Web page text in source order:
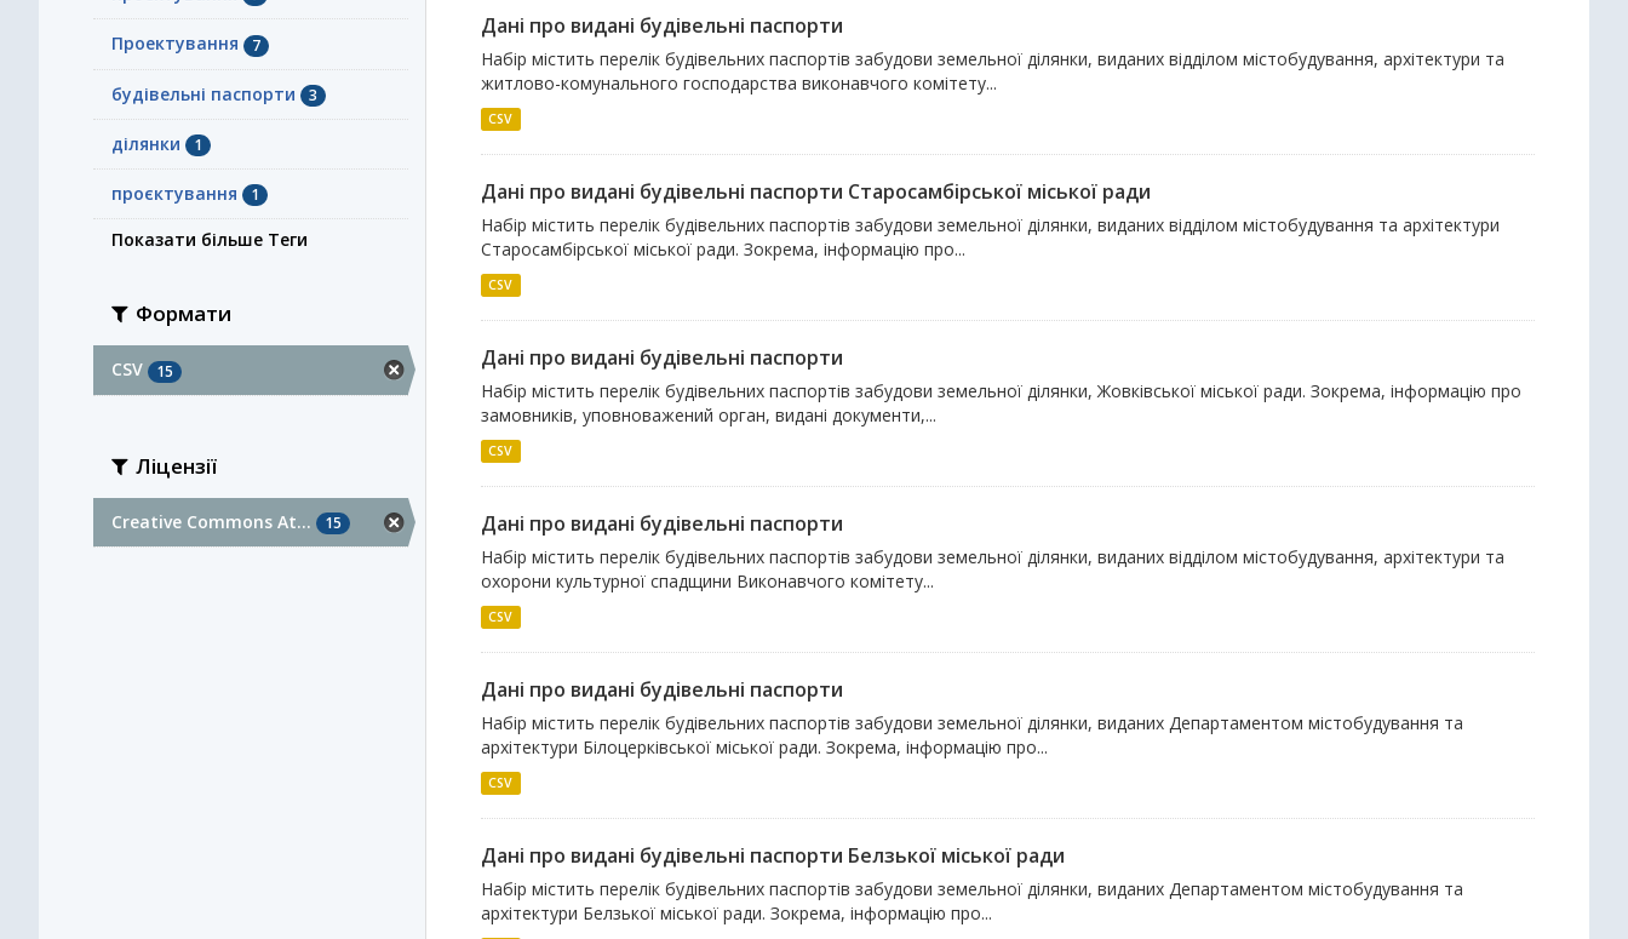
Проектування 7
будівельні паспорти 3
ділянки 1
проєктування 1
Показати більше Теги
Формати
CSV 15
Ліцензії
Creative Commons At... 15
Дані про видані будівельні паспорти
Набір містить перелік будівельних паспортів забудови земельної ділянки, виданих відділом містобудування, архітектури та
житлово-комунального господарства виконавчого комітету...
CSV
Дані про видані будівельні паспорти Старосамбірської міської ради
Набір містить перелік будівельних паспортів забудови земельної ділянки, виданих відділом містобудування та архітектури
Старосамбірської міської ради. Зокрема, інформацію про...
CSV
Дані про видані будівельні паспорти
Набір містить перелік будівельних паспортів забудови земельної ділянки, Жовківської міської ради. Зокрема, інформацію про
замовників, уповноважений орган, видані документи,...
CSV
Дані про видані будівельні паспорти
Набір містить перелік будівельних паспортів забудови земельної ділянки, виданих відділом містобудування, архітектури та
охорони культурної спадщини Виконавчого комітету...
CSV
Дані про видані будівельні паспорти
Набір містить перелік будівельних паспортів забудови земельної ділянки, виданих Департаментом містобудування та
архітектури Білоцерківської міської ради. Зокрема, інформацію про...
CSV
Дані про видані будівельні паспорти Белзької міської ради
Набір містить перелік будівельних паспортів забудови земельної ділянки, виданих Департаментом містобудування та
архітектури Белзької міської ради. Зокрема, інформацію про...